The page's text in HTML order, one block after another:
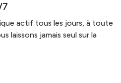
actif tous les jours, à toute
laissons jamais seul sur la